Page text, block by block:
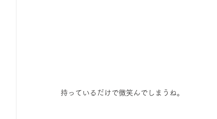
持っているだけで微笑んでしまうね。